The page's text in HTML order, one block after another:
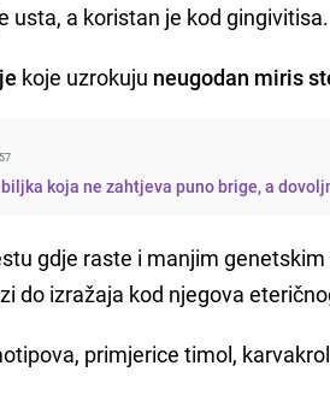
usta, a koristan je kod gingivitisa.
koje uzrokuju neugodan miris
koja ne zahtjeva puno brige, a
gdje raste i manjim
do izražaja kod njegova
primjerice timol,